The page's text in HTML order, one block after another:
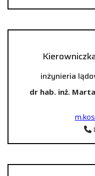
inżynieria
dr hab. inż.